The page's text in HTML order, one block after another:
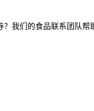
？我们的食品联系团队帮